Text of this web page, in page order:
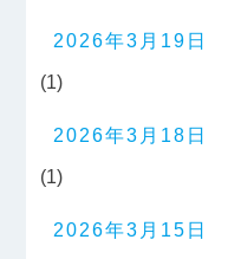
2026年3月19日
(1)
2026年3月18日
(1)
2026年3月15日